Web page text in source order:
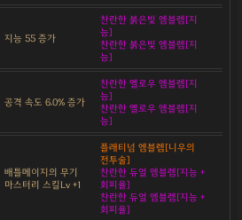
지능 55 증가
찬란한 붉은빛 엠블렘[지
능]
찬란한 붉은빛 엠블렘[지
능]
공격 속도 6.0% 증가
찬란한 옐로우 엠블렘[지
능]
찬란한 옐로우 엠블렘[지
능]
배틀메이지의 무기
마스터리 스킬Lv +1
플래티넘 엠블렘[니우의
전투술]
찬란한 듀얼 엠블렘[지능 +
회피율]
찬란한 듀얼 엠블렘[지능 +
회피율]